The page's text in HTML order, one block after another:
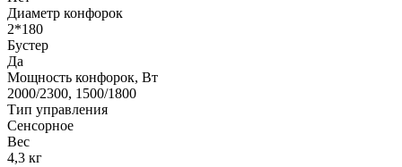
Диаметр конфорок
2*180
Бустер
Да
Мощность конфорок, Вт
2000/2300, 1500/1800
Тип управления
Сенсорное
Вес
4,3 кг